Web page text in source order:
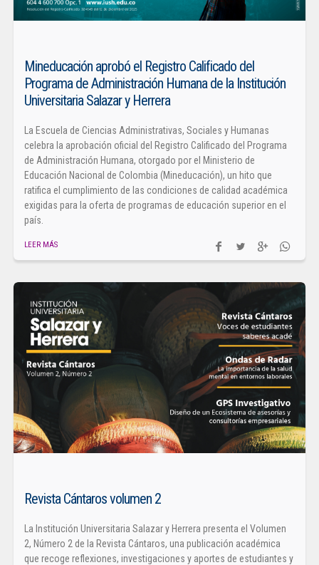
Mineducación aprobó el Registro Calificado del
Programa de Administración Humana de la Institución
Universitaria Salazar y Herrera
La Escuela de Ciencias Administrativas, Sociales y Humanas
celebra la aprobación oficial del Registro Calificado del Programa
de Administración Humana, otorgado por el Ministerio de
Educación Nacional de Colombia (Mineducación), un hito que
ratifica el cumplimiento de las condiciones de calidad académica
exigidas para la oferta de programas de educación superior en el
país.
LEER MÁS
Revista Cántaros volumen 2
La Institución Universitaria Salazar y Herrera presenta el Volumen
2, Número 2 de la Revista Cántaros, una publicación académica
que recoge reflexiones, investigaciones y aportes de estudiantes y